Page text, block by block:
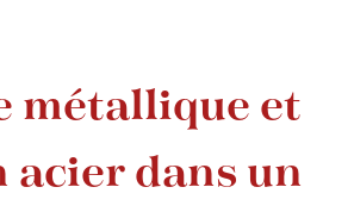
métallique et
acier dans un